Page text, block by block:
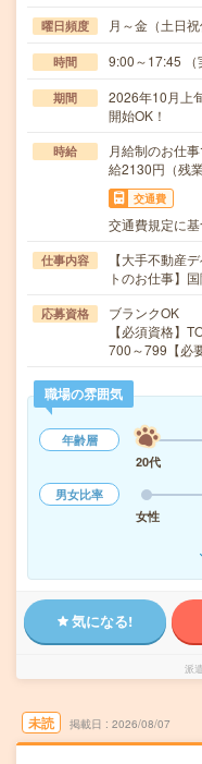
曜日頻度 月～金（土日祝
時間 9:00～17:45
期間
2026年10月上
開始OK！
時給
月給制のお仕
給2130円（残
交通費
交通費規定に
仕事内容
【大手不動産
トのお仕事】
応募資格
ブランクOK
【必須資格】
700～799【必
職場の雰囲気
年齢層
20代
男女比率
女性
気になる!
派
未読 掲載日 2026/08/07